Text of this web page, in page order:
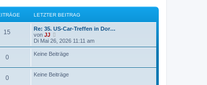
LETZTER BEITRAG
15
Re: 35. US-Car-Treffen in Dor…
von JJ
e
u
e
e
r
Di Mai 26, 2026 11:11 am
0 Keine Beiträge
0 Keine Beiträge